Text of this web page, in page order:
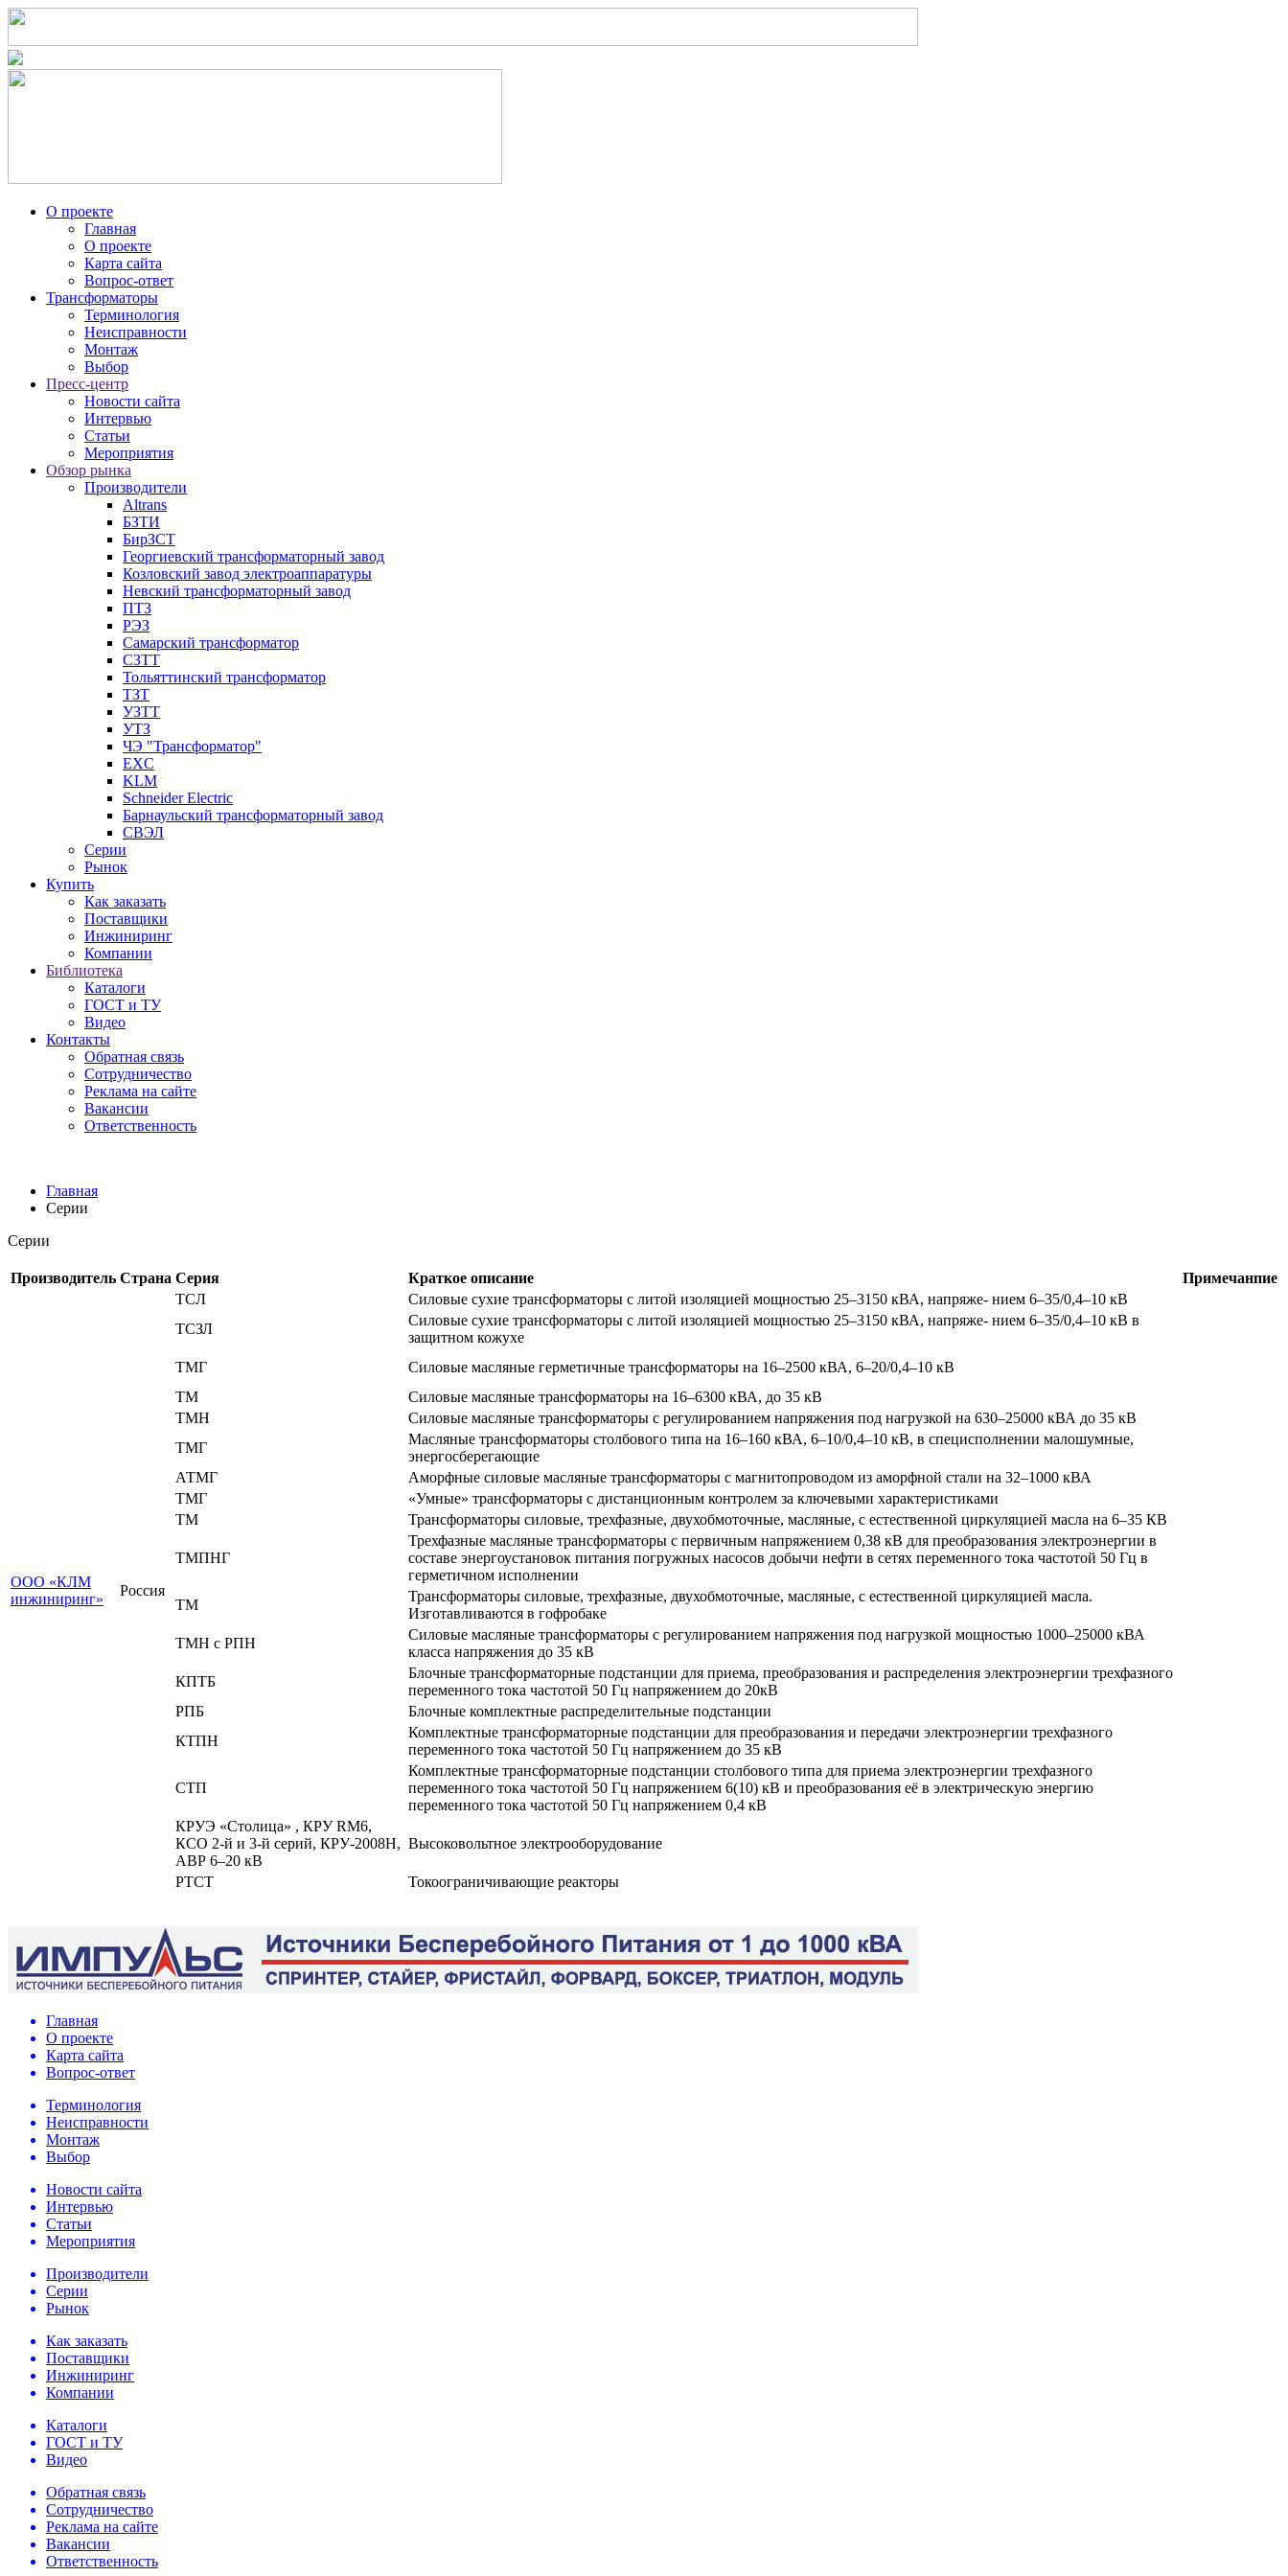
О проекте
Главная
О проекте
Карта сайта
Вопрос-ответ
Трансформаторы
Терминология
Неисправности
Монтаж
Выбор
Пресс-центр
Новости сайта
Интервью
Статьи
Мероприятия
Обзор рынка
Производители
Altrans
БЗТИ
БирЗСТ
Георгиевский трансформаторный завод
Козловский завод электроаппаратуры
Невский трансформаторный завод
ПТЗ
РЭЗ
Самарский трансформатор
СЗТТ
Тольяттинский трансформатор
ТЗТ
УЗТТ
УТЗ
ЧЭ "Трансформатор"
EXC
KLM
Schneider Electric
Барнаульский трансформаторный завод
СВЭЛ
Серии
Рынок
Купить
Как заказать
Поставщики
Инжиниринг
Компании
Библиотека
Каталоги
ГОСТ и ТУ
Видео
Контакты
Обратная связь
Сотрудничество
Реклама на сайте
Вакансии
Ответственность
Главная
Серии
Серии
Производитель Страна Серия Краткое описание Примечанпие
ООО «КЛМ
инжиниринг»
Россия
ТСЛ
Силовые сухие трансформаторы с литой изоляцией мощностью 25–3150 кВА, напряже- нием 6–35/0,4–10 кВ
ТСЗЛ
Силовые сухие трансформаторы с литой изоляцией мощностью 25–3150 кВА, напряже- нием 6–35/0,4–10 кВ в
защитном кожухе
ТМГ
Силовые масляные герметичные трансформаторы на 16–2500 кВА, 6–20/0,4–10 кВ
ТМ
Силовые масляные трансформаторы на 16–6300 кВА, до 35 кВ
ТМН
Силовые масляные трансформаторы с регулированием напряжения под нагрузкой на 630–25000 кВА до 35 кВ
ТМГ
Масляные трансформаторы столбового типа на 16–160 кВА, 6–10/0,4–10 кВ, в специсполнении малошумные,
энергосберегающие
АТМГ
Аморфные силовые масляные трансформаторы с магнитопроводом из аморфной стали на 32–1000 кВА
ТМГ
«Умные» трансформаторы с дистанционным контролем за ключевыми характеристиками
ТМ
Трансформаторы силовые, трехфазные, двухобмоточные, масляные, с естественной циркуляцией масла на 6–35 КВ
ТМПНГ
Трехфазные масляные трансформаторы с первичным напряжением 0,38 кВ для преобразования электроэнергии в
составе энергоустановок питания погружных насосов добычи нефти в сетях переменного тока частотой 50 Гц в
герметичном исполнении
ТМ
Трансформаторы силовые, трехфазные, двухобмоточные, масляные, с естественной циркуляцией масла.
Изготавливаются в гофробаке
ТМН с РПН
Силовые масляные трансформаторы с регулированием напряжения под нагрузкой мощностью 1000–25000 кВА
класса напряжения до 35 кВ
КПТБ
Блочные трансформаторные подстанции для приема, преобразования и распределения электроэнергии трехфазного
переменного тока частотой 50 Гц напряжением до 20кВ
РПБ
Блочные комплектные распределительные подстанции
КТПН
Комплектные трансформаторные подстанции для преобразования и передачи электроэнергии трехфазного
переменного тока частотой 50 Гц напряжением до 35 кВ
СТП
Комплектные трансформаторные подстанции столбового типа для приема электроэнергии трехфазного
переменного тока частотой 50 Гц напряжением 6(10) кВ и преобразования её в электрическую энергию
переменного тока частотой 50 Гц напряжением 0,4 кВ
КРУЭ «Столица» , КРУ RM6,
КСО 2-й и 3-й серий, КРУ-2008Н,
АВР 6–20 кВ
Высоковольтное электрооборудование
РТСТ Токоограничивающие реакторы
Главная
О проекте
Карта сайта
Вопрос-ответ
Терминология
Неисправности
Монтаж
Выбор
Новости сайта
Интервью
Статьи
Мероприятия
Производители
Серии
Рынок
Как заказать
Поставщики
Инжиниринг
Компании
Каталоги
ГОСТ и ТУ
Видео
Обратная связь
Сотрудничество
Реклама на сайте
Вакансии
Ответственность